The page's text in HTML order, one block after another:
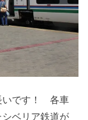
いです！ 各車
ベリア鉄道が